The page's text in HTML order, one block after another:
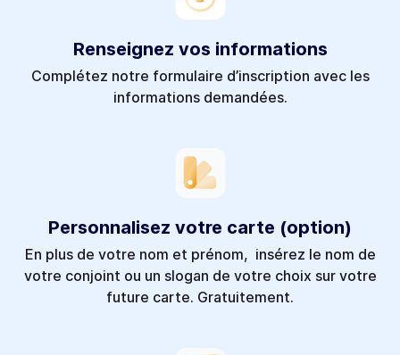
Renseignez vos informations
Complétez notre formulaire d’inscription avec les
informations demandées.
Personnalisez votre carte (option)
En plus de votre nom et prénom, insérez le nom de
votre conjoint ou un slogan de votre choix sur votre
future carte. Gratuitement.